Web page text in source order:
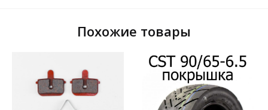
Похожие товары